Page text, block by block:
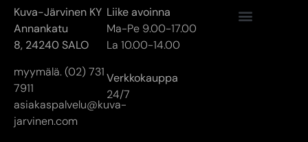
Kuva-Järvinen KY
Annankatu
8, 24240 SALO
myymälä. (02) 731
7911
asiakaspalvelu@kuva-
jarvinen.com
Liike avoinna
Ma-Pe 9.00-17.00
La 10.00-14.00
Verkkokauppa
24/7